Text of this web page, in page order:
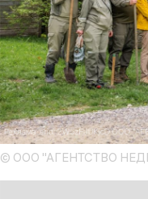
© ООО "АГЕНТСТВО